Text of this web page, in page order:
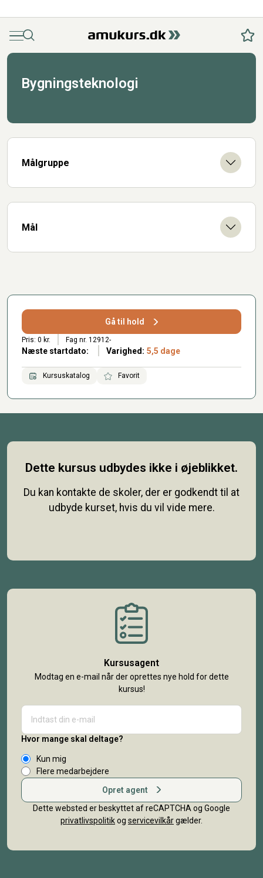
MenuSøg
Bygningsteknologi
Målgruppe
Mål
Gå til hold
Pris: 0 kr. Fag nr. 12912-
Næste startdato: Varighed: 5,5 dage
Kursuskatalog Favorit
Dette kursus udbydes ikke i øjeblikket.
Du kan kontakte de skoler, der er godkendt til at
udbyde kurset, hvis du vil vide mere.
Kursusagent
Modtag en e-mail når der oprettes nye hold for dette
kursus!
Hvor mange skal deltage?
Kun mig
Flere medarbejdere
Opret agent
Dette websted er beskyttet af reCAPTCHA og Google
privatlivspolitikog servicevilkårgælder.